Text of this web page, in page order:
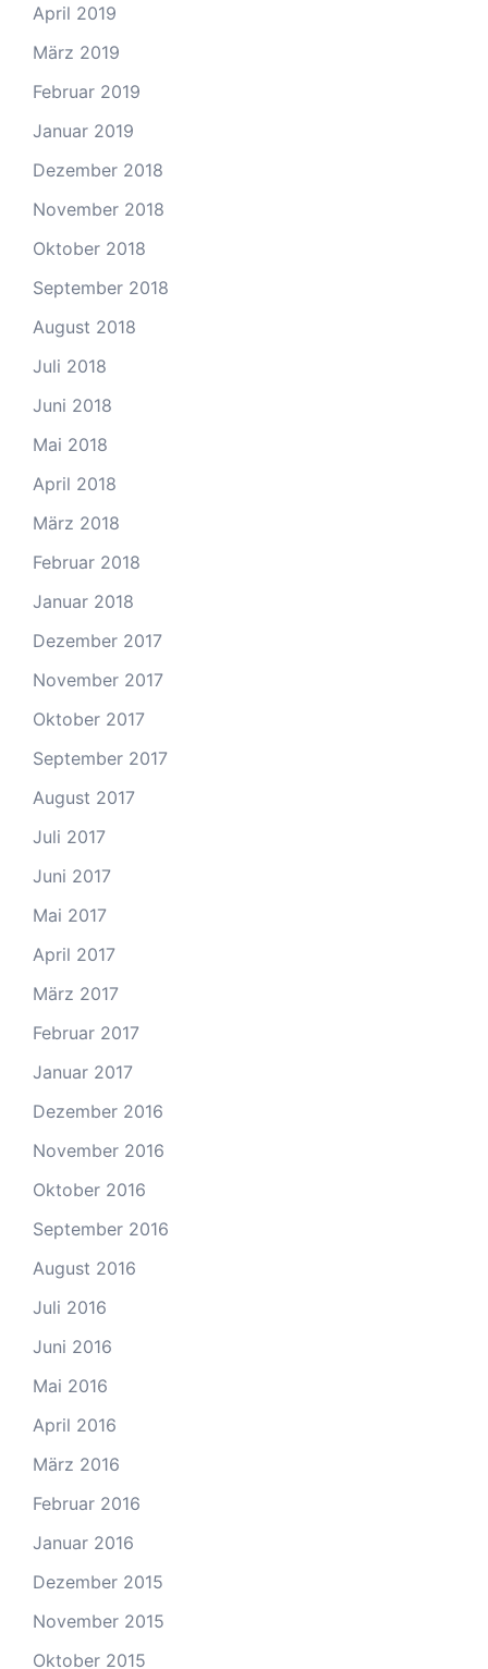
April 2019
März 2019
Februar 2019
Januar 2019
Dezember 2018
November 2018
Oktober 2018
September 2018
August 2018
Juli 2018
Juni 2018
Mai 2018
April 2018
März 2018
Februar 2018
Januar 2018
Dezember 2017
November 2017
Oktober 2017
September 2017
August 2017
Juli 2017
Juni 2017
Mai 2017
April 2017
März 2017
Februar 2017
Januar 2017
Dezember 2016
November 2016
Oktober 2016
September 2016
August 2016
Juli 2016
Juni 2016
Mai 2016
April 2016
März 2016
Februar 2016
Januar 2016
Dezember 2015
November 2015
Oktober 2015